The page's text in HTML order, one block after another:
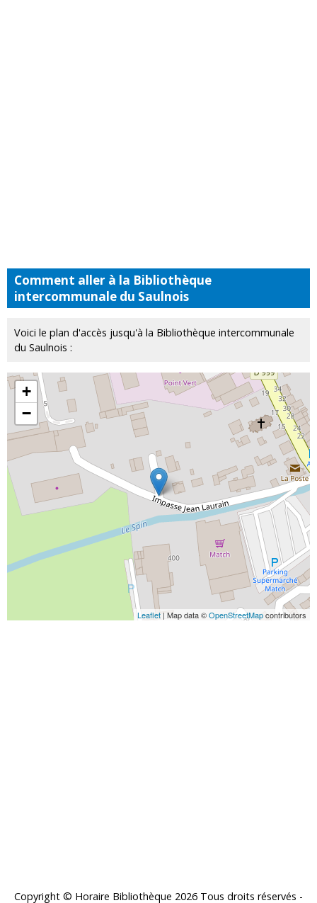
Comment aller à la Bibliothèque
intercommunale du Saulnois
Voici le plan d'accès jusqu'à la Bibliothèque intercommunale
du Saulnois :
+
−
Leaflet | Map data ©OpenStreetMapcontributors
Copyright © Horaire Bibliothèque 2026 Tous droits réservés -